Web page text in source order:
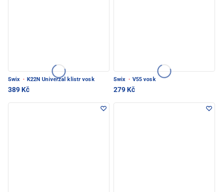
Swix · K22N Univerzal klistr vosk
389 Kč
Swix · V55 vosk
279 Kč